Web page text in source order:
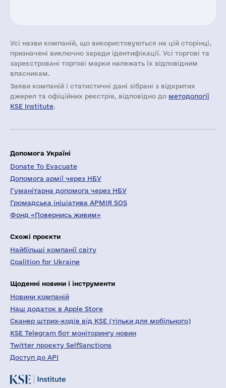
Усі назви компаній, що використовуються на цій сторінці,
призначені виключно заради ідентифікації. Усі торгові та
зареєстровані торгові марки належать їх відповідним
власникам.
Заяви компаній i статистичні дані зібрані з відкритих
джерел та офіційних реєстрів, відповідно до методології
KSE Institute.
Допомога Україні
Donate To Evacuate
Допомога армії через НБУ
Гуманітарна допомога через НБУ
Громадська ініціатива АРМІЯ SOS
Фонд «Повернись живим»
Схожі проєкти
Найбільші компанії світу
Coalition for Ukraine
Щоденні новини і інструменти
Новини компаній
Наш додаток в Apple Store
Сканер штрих-кодів від KSE (тільки для мобільного)
KSE Telegram бот моніторингу новин
Twitter проєкту SelfSanctions
Доступ до API